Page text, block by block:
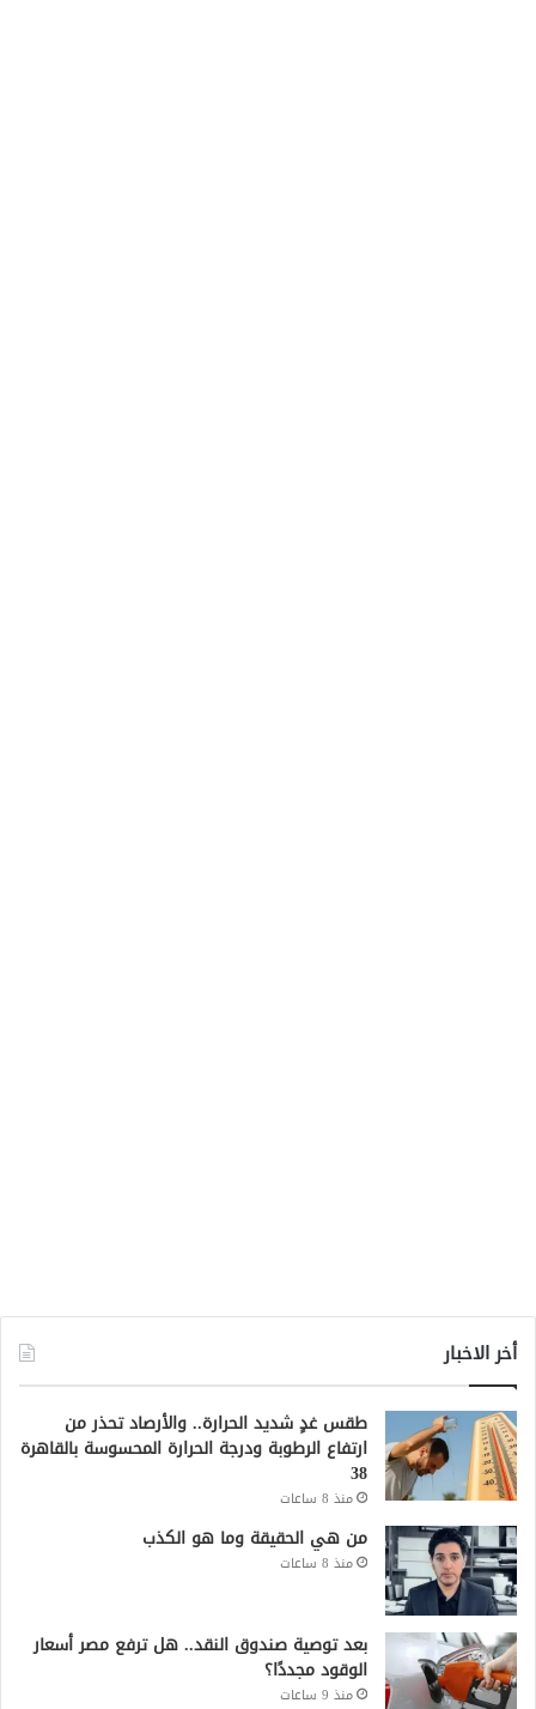
أخر الاخبار
طقس غدٍ شديد الحرارة.. والأرصاد تحذر من
ارتفاع الرطوبة ودرجة الحرارة المحسوسة بالقاهرة
38
منذ 8 ساعات
من هي الحقيقة وما هو الكذب
منذ 8 ساعات
بعد توصية صندوق النقد.. هل ترفع مصر أسعار
الوقود مجددًا؟
منذ 9 ساعات